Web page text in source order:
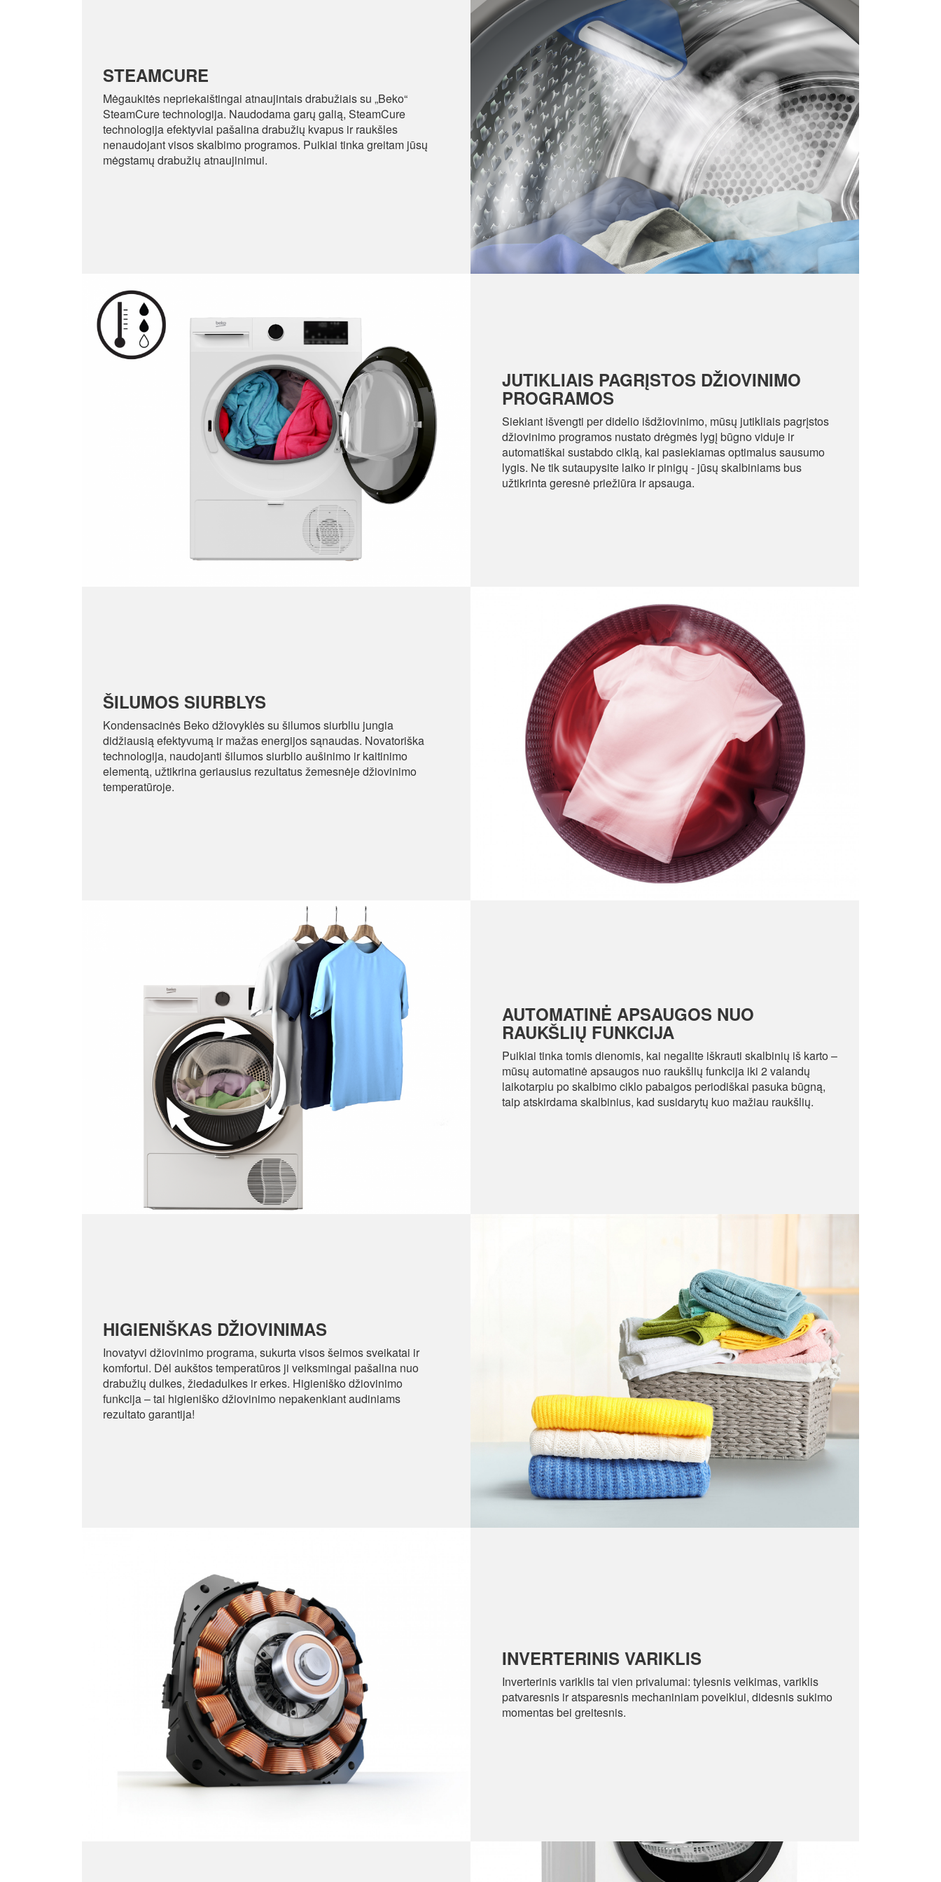
STEAMCURE
Mėgaukitės nepriekaištingai atnaujintais drabužiais su „Beko“
SteamCure technologija. Naudodama garų galią, SteamCure
technologija efektyviai pašalina drabužių kvapus ir raukšles
nenaudojant visos skalbimo programos. Puikiai tinka greitam jūsų
mėgstamų drabužių atnaujinimui.
JUTIKLIAIS PAGRĮSTOS DŽIOVINIMO
PROGRAMOS
Siekiant išvengti per didelio išdžiovinimo, mūsų jutikliais pagrįstos
džiovinimo programos nustato drėgmės lygį būgno viduje ir
automatiškai sustabdo ciklą, kai pasiekiamas optimalus sausumo
lygis. Ne tik sutaupysite laiko ir pinigų - jūsų skalbiniams bus
užtikrinta geresnė priežiūra ir apsauga.
ŠILUMOS SIURBLYS
Kondensacinės Beko džiovyklės su šilumos siurbliu jungia
didžiausią efektyvumą ir mažas energijos sąnaudas. Novatoriška
technologija, naudojanti šilumos siurblio aušinimo ir kaitinimo
elementą, užtikrina geriausius rezultatus žemesnėje džiovinimo
temperatūroje.
AUTOMATINĖ APSAUGOS NUO
RAUKŠLIŲ FUNKCIJA
Puikiai tinka tomis dienomis, kai negalite iškrauti skalbinių iš karto –
mūsų automatinė apsaugos nuo raukšlių funkcija iki 2 valandų
laikotarpiu po skalbimo ciklo pabaigos periodiškai pasuka būgną,
taip atskirdama skalbinius, kad susidarytų kuo mažiau raukšlių.
HIGIENIŠKAS DŽIOVINIMAS
Inovatyvi džiovinimo programa, sukurta visos šeimos sveikatai ir
komfortui. Dėl aukštos temperatūros ji veiksmingai pašalina nuo
drabužių dulkes, žiedadulkes ir erkes. Higieniško džiovinimo
funkcija – tai higieniško džiovinimo nepakenkiant audiniams
rezultato garantija!
INVERTERINIS VARIKLIS
Inverterinis variklis tai vien privalumai: tylesnis veikimas, variklis
patvaresnis ir atsparesnis mechaniniam poveikiui, didesnis sukimo
momentas bei greitesnis.